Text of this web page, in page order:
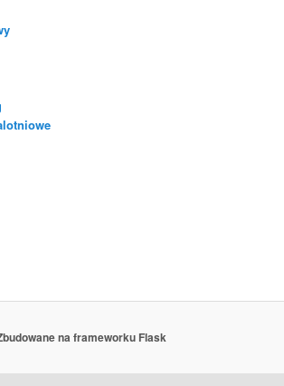
na frameworku Flask